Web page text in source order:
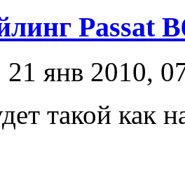
Passat
21 янв 2010,
такой как